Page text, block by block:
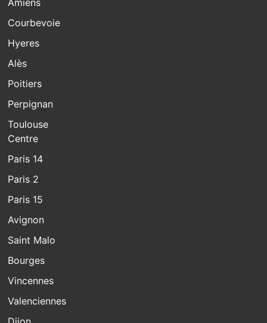
Courbevoie
Hyeres
Alès
Poitiers
Perpignan
Toulouse
Centre
Paris 14
Paris 2
Paris 15
Avignon
Saint Malo
Bourges
Vincennes
Valenciennes